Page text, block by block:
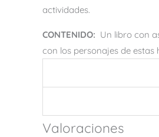
actividades.
CONTENIDO: Un libro con
con los personajes de estas
Valoraciones